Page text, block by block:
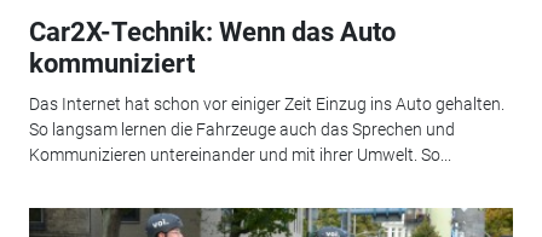
Car2X-Technik: Wenn das Auto
kommuniziert
Das Internet hat schon vor einiger Zeit Einzug ins Auto gehalten.
So langsam lernen die Fahrzeuge auch das Sprechen und
Kommunizieren untereinander und mit ihrer Umwelt. So...